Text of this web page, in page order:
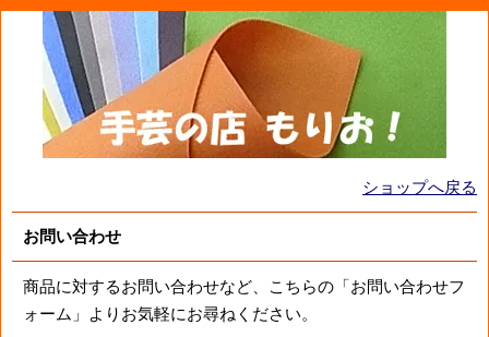
ショップへ戻る
お問い合わせ
商品に対するお問い合わせなど、こちらの「お問い合わせフ
ォーム」よりお気軽にお尋ねください。